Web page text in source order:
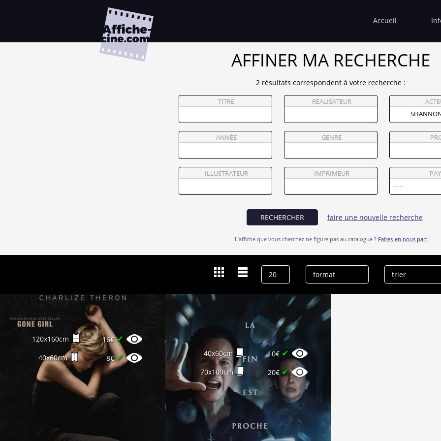
Accueil
AFFINER MA RECHERCHE
2 résultats correspondent à votre recherche :
TITRE RÉALISATEUR
ANNÉE GENRE
ILLUSTRATEUR IMPRIMEUR
RECHERCHER faire une nouvelle recherche
L’affiche que vous cherchez ne figure pas au catalogue ? Faites-en nous part
Shannon Kook
effacer l’historique
120x160cm 16€✔
40x60cm 8€✔ 40x60cm 10€ ✔
70x100cm 20€ ✔